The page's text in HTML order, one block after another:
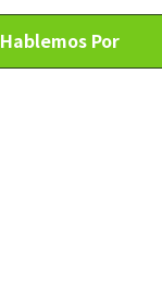
Hablemos Por